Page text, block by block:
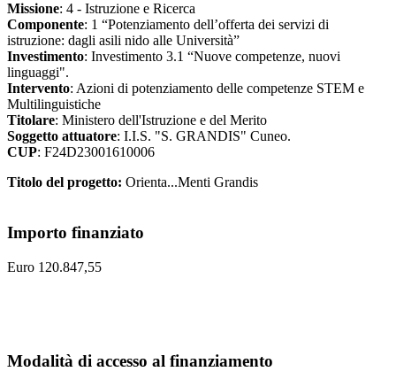
Missione: 4 - Istruzione e Ricerca
Componente: 1 “Potenziamento dell’offerta dei servizi di
istruzione: dagli asili nido alle Università”
Investimento: Investimento 3.1 “Nuove competenze, nuovi
linguaggi".
Intervento: Azioni di potenziamento delle competenze STEM e
Multilinguistiche
Titolare: Ministero dell'Istruzione e del Merito
Soggetto attuatore: I.I.S. "S. GRANDIS" Cuneo.
CUP: F24D23001610006
Titolo del progetto: Orienta...Menti Grandis
Importo finanziato
Euro 120.847,55
Modalità di accesso al finanziamento